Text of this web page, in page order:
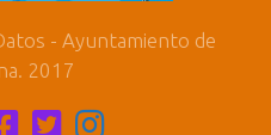
- Ayuntamiento de
2017